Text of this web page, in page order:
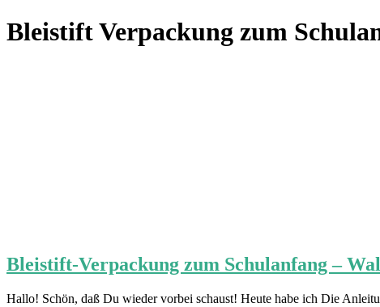
Bleistift Verpackung zum
Bleistift-Verpackung zum Schulanfang –
Hallo! Schön, daß Du wieder vorbei schaust! Heute habe ich Die